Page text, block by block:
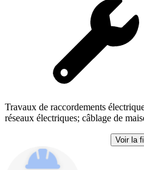
Travaux de raccordements
réseaux électriques; câblage de
Voir la